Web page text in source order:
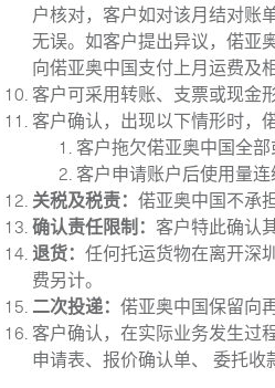
户核对，客户如对该月结对账
无误。如客户提出异议，偌亚
向偌亚奥中国支付上月运费及
客户可采用转账、支票或现金
客户确认，出现以下情形时，
客户拖欠偌亚奥中国全
客户申请账户后使用量连
关税及税责： 偌亚奥中国不承
确认责任限制： 客户特此确认
退货： 任何托运货物在离开深
费另计。
二次投递： 偌亚奥中国保留向
客户确认，在实际业务发生过
申请表、报价确认单、 委托收